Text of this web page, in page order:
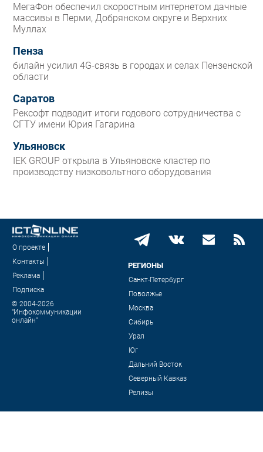
МегаФон обеспечил скоростным интернетом дачные
массивы в Перми, Добрянском округе и Верхних
Муллах
Пенза
билайн усилил 4G-связь в городах и селах Пензенской
области
Саратов
Рексофт подводит итоги годового сотрудничества с
СГТУ имени Юрия Гагарина
Ульяновск
IEK GROUP открыла в Ульяновске кластер по
производству низковольтного оборудования
О проекте
Контакты
Реклама
Подписка
© 2004-2026
"Инфокоммуникации
онлайн"
РЕГИОНЫ
Санкт-Петербург
Поволжье
Москва
Сибирь
Урал
Юг
Дальний Восток
Северный Кавказ
Релизы